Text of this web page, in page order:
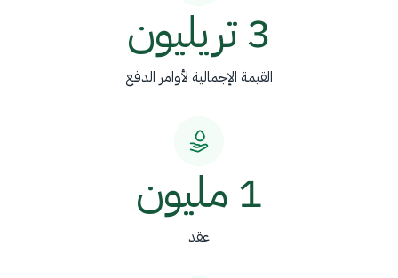
3 تريليون
القيمة الإجمالية لأوامر الدفع
1 مليون
عقد